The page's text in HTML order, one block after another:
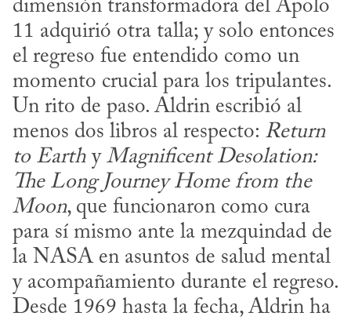
dimensión transformadora del Apolo
11 adquirió otra talla; y solo entonces
el regreso fue entendido como un
momento crucial para los tripulantes.
Un rito de paso. Aldrin escribió al
menos dos libros al respecto: Return
to Earth y Magnificent Desolation:
The Long Journey Home from the
Moon, que funcionaron como cura
para sí mismo ante la mezquindad de
la NASA en asuntos de salud mental
y acompañamiento durante el regreso.
Desde 1969 hasta la fecha, Aldrin ha